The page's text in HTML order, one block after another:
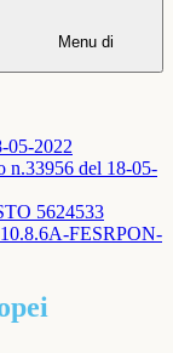
Menu di
05-2022
n.33956 del 18-05-
5624533
FESRPON-